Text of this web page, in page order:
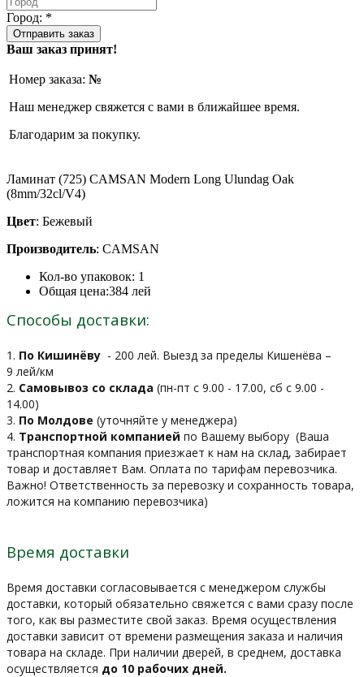
Город: *
Ваш заказ принят!
Номер заказа: №
Наш менеджер свяжется с вами в ближайшее время.
Благодарим за покупку.
Ламинат (725) CAMSAN Modern Long Ulundag Oak
(8mm/32cl/V4)
Цвет: Бежевый
Производитель: CAMSAN
Кол-во упаковок: 1
Общая цена:384 лей
Способы доставки:
1. По Кишинёву - 200 лей. Выезд за пределы Кишенёва –
9 лей/км
2. Самовывоз со склада (пн-пт с 9.00 - 17.00, сб с 9.00 -
14.00)
3. По Молдове (уточняйте у менеджера)
4. Транспортной компанией по Вашему выбору (Ваша
транспортная компания приезжает к нам на склад, забирает
товар и доставляет Вам. Оплата по тарифам перевозчика.
Важно! Ответственность за перевозку и сохранность товара,
ложится на компанию перевозчика)
Время доставки
Время доставки согласовывается с менеджером службы
доставки, который обязательно свяжется с вами сразу после
того, как вы разместите свой заказ. Время осуществления
доставки зависит от времени размещения заказа и наличия
товара на складе. При наличии дверей, в среднем, доставка
осуществляется до 10 рабочих дней.